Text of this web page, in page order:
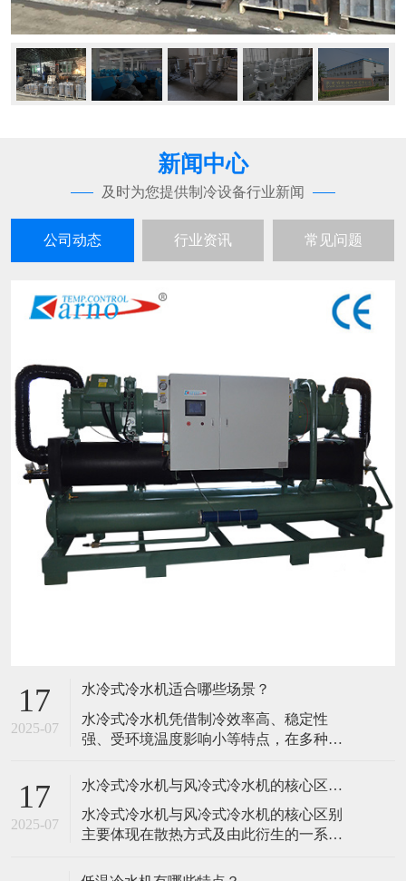
新闻中心
及时为您提供制冷设备行业新闻
公司动态 行业资讯 常见问题
17
2025-07
水冷式冷水机适合哪些场景？
水冷式冷水机凭借制冷效率高、稳定性
强、受环境温度影响小等特点，在多种对
现优异，具体适合以下场景： 一、工业生
景，尤其适用于高发热、连续运行或对温
度控制精度要求严格的设备和工艺： 塑料
17
2025-07
水冷式冷水机与风冷式冷水机的核心区别是什么？
水冷式冷水机与风冷式冷水机的核心区别
主要体现在散热方式及由此衍生的一系列
一、核心差异：散热方式 水冷式冷水机：